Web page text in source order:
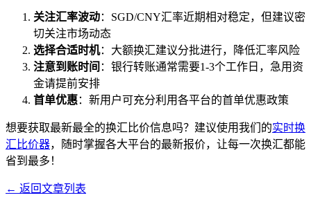
关注汇率波动：SGD/CNY汇率近期相对稳定，但建议密
切关注市场动态
选择合适时机：大额换汇建议分批进行，降低汇率风险
注意到账时间 ：银行转账通常需要1-3个工作日，急用资
金请提前安排
首单优惠：新用户可充分利用各平台的首单优惠政策
想要获取最新最全的换汇比价信息吗？建议使用我们的实时换
汇比价器，随时掌握各大平台的最新报价，让每一次换汇都能
省到最多！
← 返回文章列表